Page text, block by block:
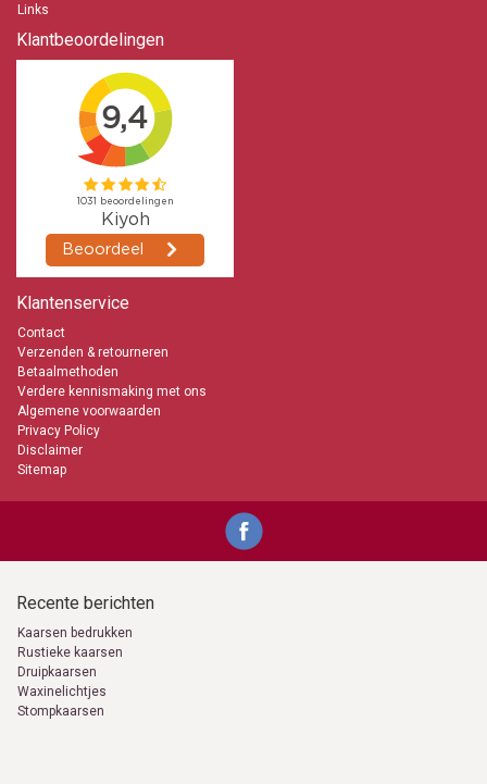
Links
Klantbeoordelingen
Klantenservice
Contact
Verzenden & retourneren
Betaalmethoden
Verdere kennismaking met ons
Algemene voorwaarden
Privacy Policy
Disclaimer
Sitemap
Recente berichten
Kaarsen bedrukken
Rustieke kaarsen
Druipkaarsen
Waxinelichtjes
Stompkaarsen